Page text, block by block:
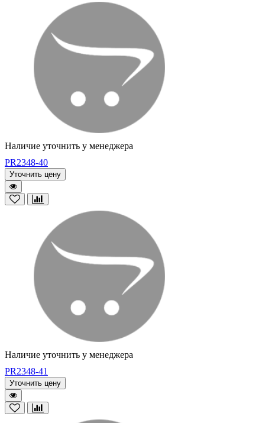
Наличие уточнить у менеджера
PR2348-40
Уточнить цену
Наличие уточнить у менеджера
PR2348-41
Уточнить цену